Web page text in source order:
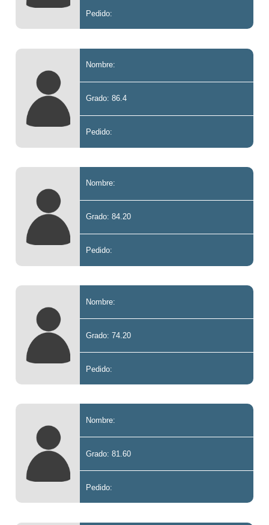
Pedido:
Nombre:
Grado: 86.4
Pedido:
Nombre:
Grado: 84.20
Pedido:
Nombre:
Grado: 74.20
Pedido:
Nombre:
Grado: 81.60
Pedido: